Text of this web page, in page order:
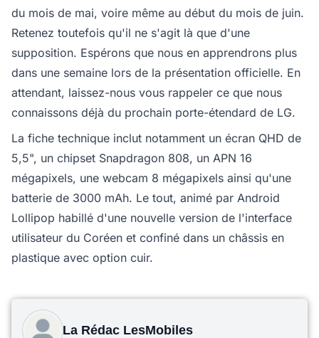
du mois de mai, voire même au début du mois de juin.
Retenez toutefois qu'il ne s'agit là que d'une
supposition. Espérons que nous en apprendrons plus
dans une semaine lors de la présentation officielle. En
attendant, laissez-nous vous rappeler ce que nous
connaissons déjà du prochain porte-étendard de LG.
La fiche technique inclut notamment un écran QHD de
5,5", un chipset Snapdragon 808, un APN 16
mégapixels, une webcam 8 mégapixels ainsi qu'une
batterie de 3000 mAh. Le tout, animé par Android
Lollipop habillé d'une nouvelle version de l'interface
utilisateur du Coréen et confiné dans un châssis en
plastique avec option cuir.
La Rédac LesMobiles